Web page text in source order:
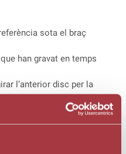
sota el braç
han gravat en temps
l’anterior disc per la
del so del grup en
de bits i autotunesLa